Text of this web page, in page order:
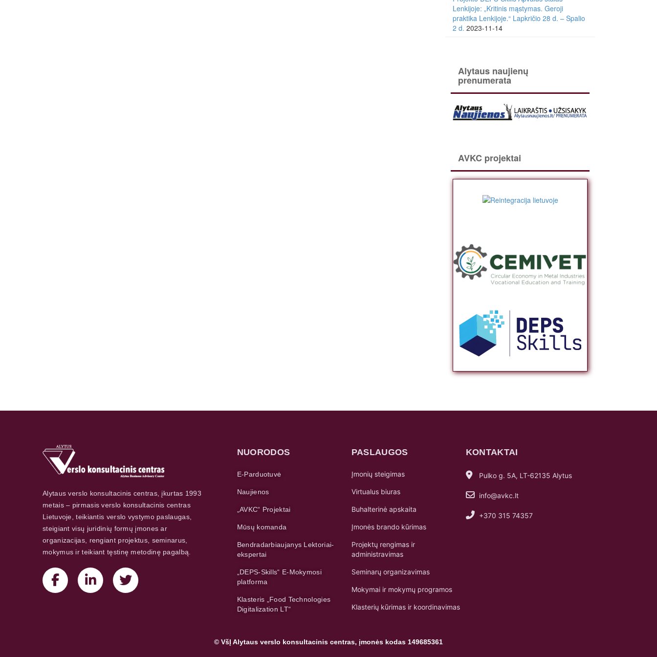
Lenkijoje: „Kritinis mąstymas. Geroji
praktika Lenkijoje.“ Lapkričio 28 d. – Spalio
2 d. 2023-11-14
Alytaus naujienų
prenumerata
AVKC projektai
Alytaus verslo konsultacinis centras, įkurtas 1993
metais – pirmasis verslo konsultacinis centras
Lietuvoje, teikiantis verslo vystymo paslaugas,
steigiant visų juridinių formų įmones ar
organizacijas, rengiant projektus, seminarus,
mokymus ir teikiant tęstinę metodinę pagalbą.
NUORODOS
E-Parduotuvė
Naujienos
„AVKC“ Projektai
Mūsų komanda
Bendradarbiaujanys Lektoriai-
ekspertai
„DEPS-Skills“ E-Mokymosi
platforma
Klasteris „Food Technologies
Digitalization LT“
PASLAUGOS
Įmonių steigimas
Virtualus biuras
Buhalterinė apskaita
Įmonės brando kūrimas
Projektų rengimas ir
administravimas
Seminarų organizavimas
Mokymai ir mokymų programos
Klasterių kūrimas ir koordinavimas
KONTAKTAI
Pulko g. 5A, LT-62135 Alytus
info@avkc.lt
+370 315 74357
© VšĮ Alytaus verslo konsultacinis centras, įmonės kodas 149685361